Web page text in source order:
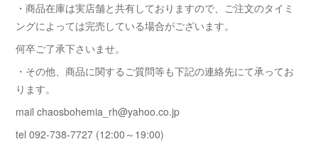
・商品在庫は実店舗と共有しておりますので、ご注文のタイミ
ングによっては完売している場合がございます。
何卒ご了承下さいませ。
・その他、商品に関するご質問等も下記の連絡先にて承ってお
ります。
mail chaosbohemia_rh@yahoo.co.jp
tel 092-738-7727 (12:00～19:00)